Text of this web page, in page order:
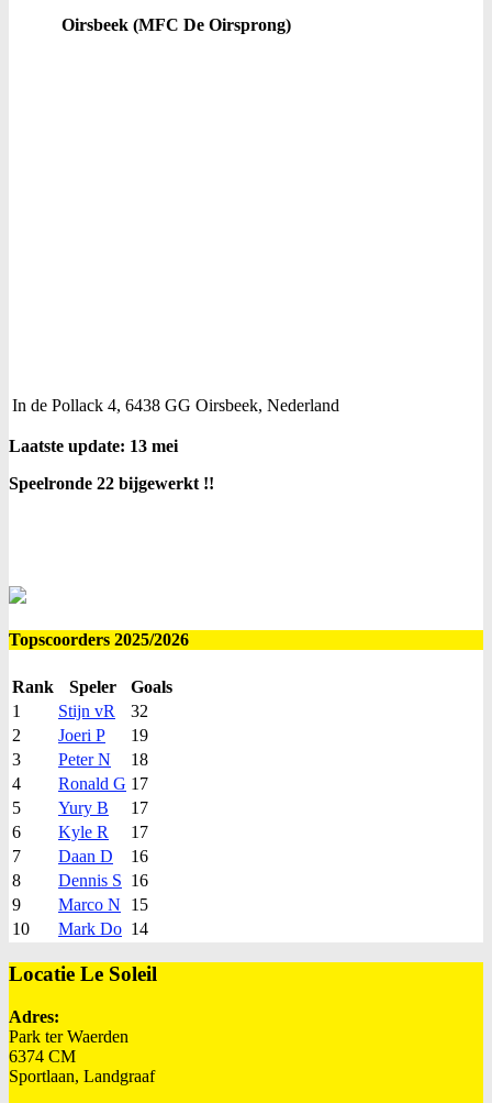
Oirsbeek (MFC De Oirsprong)
In de Pollack 4, 6438 GG Oirsbeek, Nederland
Laatste update: 13 mei
Speelronde 22 bijgewerkt !!
Topscoorders 2025/2026
Rank Speler
Goals
1
Stijn vR
32
2
Joeri P
19
3
Peter N
18
4
Ronald G 17
5
Yury B
17
6
Kyle R
17
7
Daan D
16
8
Dennis S 16
9
Marco N
15
10
Mark Do 14
Locatie Le Soleil
Adres:
Park ter Waerden
6374 CM
Sportlaan, Landgraaf